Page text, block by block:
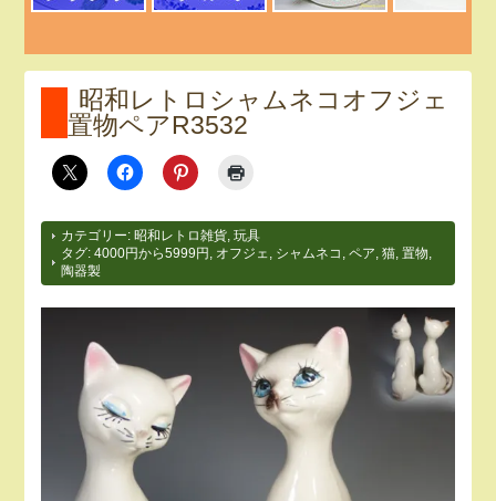
昭和レトロシャムネコオフジェ
置物ペアR3532
カテゴリー: 昭和レトロ雑貨 ,玩具
タグ:4000円から5999円 オフジェ シャムネコ ,ペア ,猫 ,置物
陶器製